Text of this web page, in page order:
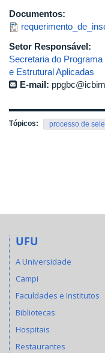
Documentos:
Setor Responsável:
Secretaria do
e Estrutural Aplicadas
E-mail:
Tópicos: processo de
UFU
A Universidade
Campi
Faculdades e Institutos
Bibliotecas
Hospitais
Restaurantes